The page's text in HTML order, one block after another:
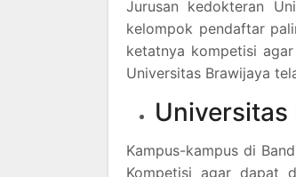
Jurusan kedokteran
kelompok pendaftar
ketatnya kompetisi
Universitas Brawijaya
Universitas
Kampus-kampus di
Kompetisi agar dapat